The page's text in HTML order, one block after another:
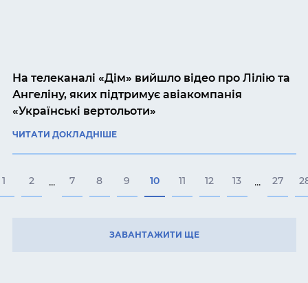
На телеканалі «Дім» вийшло відео про Лілію та
Ангеліну, яких підтримує авіакомпанія
«Українські вертольоти»
ЧИТАТИ ДОКЛАДНІШЕ
1 2 ... 7 8 9 10 11 12 13 ... 27
ЗАВАНТАЖИТИ ЩЕ